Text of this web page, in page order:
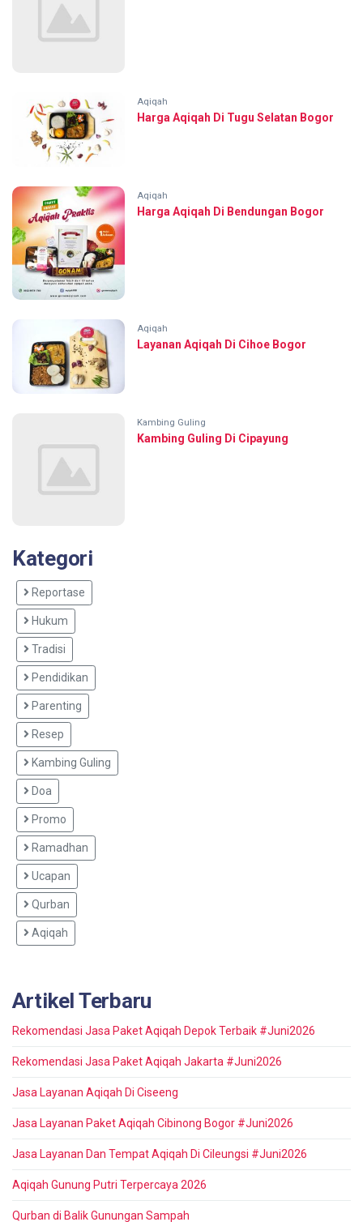
Aqiqah
Harga Aqiqah Di Tugu Selatan Bogor
Aqiqah
Harga Aqiqah Di Bendungan Bogor
Aqiqah
Layanan Aqiqah Di Cihoe Bogor
Kambing Guling
Kambing Guling Di Cipayung
Kategori
Reportase
Hukum
Tradisi
Pendidikan
Parenting
Resep
Kambing Guling
Doa
Promo
Ramadhan
Ucapan
Qurban
Aqiqah
Artikel Terbaru
Rekomendasi Jasa Paket Aqiqah Depok Terbaik #Juni2026
Rekomendasi Jasa Paket Aqiqah Jakarta #Juni2026
Jasa Layanan Aqiqah Di Ciseeng
Jasa Layanan Paket Aqiqah Cibinong Bogor #Juni2026
Jasa Layanan Dan Tempat Aqiqah Di Cileungsi #Juni2026
Aqiqah Gunung Putri Terpercaya 2026
Qurban di Balik Gunungan Sampah